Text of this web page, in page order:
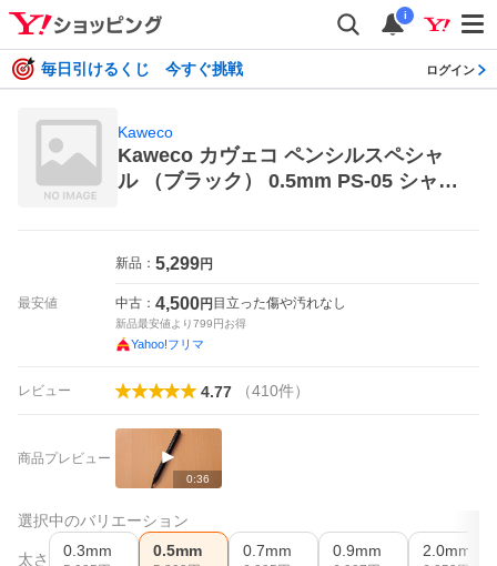
i
毎日引けるくじ 今すぐ挑戦 ログイン
Kaweco
Kaweco カヴェコ ペンシルスペシャ
ル （ブラック） 0.5mm PS-05 シャー
最安値
新品： 5,299円
中古： 4,500円 目立った傷や汚れなし
新品最安値より799円お得
Yahoo!フリマ
レビュー 4.77 （410件）
商品プレビュー
0:36
選択中のバリエーション
太さ 0.3mm 0.5mm 0.7mm 0.9mm 2.0mm